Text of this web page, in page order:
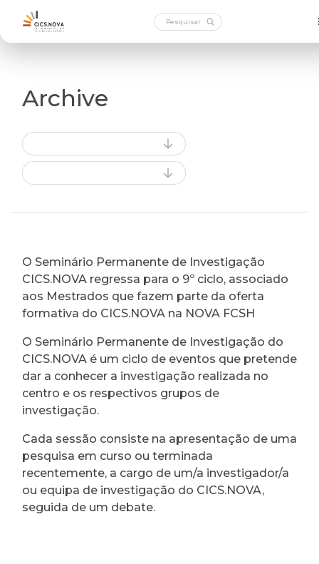
Archive
O Seminário Permanente de Investigação
CICS.NOVA regressa para o 9º ciclo, associado
aos Mestrados que fazem parte da oferta
formativa do CICS.NOVA na NOVA FCSH
O Seminário Permanente de Investigação do
CICS.NOVA é um ciclo de eventos que pretende
dar a conhecer a investigação realizada no
centro e os respectivos grupos de
investigação.
Cada sessão consiste na apresentação de uma
pesquisa em curso ou terminada
recentemente, a cargo de um/a investigador/a
ou equipa de investigação do CICS.NOVA,
seguida de um debate.